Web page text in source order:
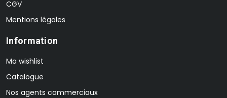
CGV
Mentions légales
Information
Ma wishlist
Catalogue
Nos agents commerciaux